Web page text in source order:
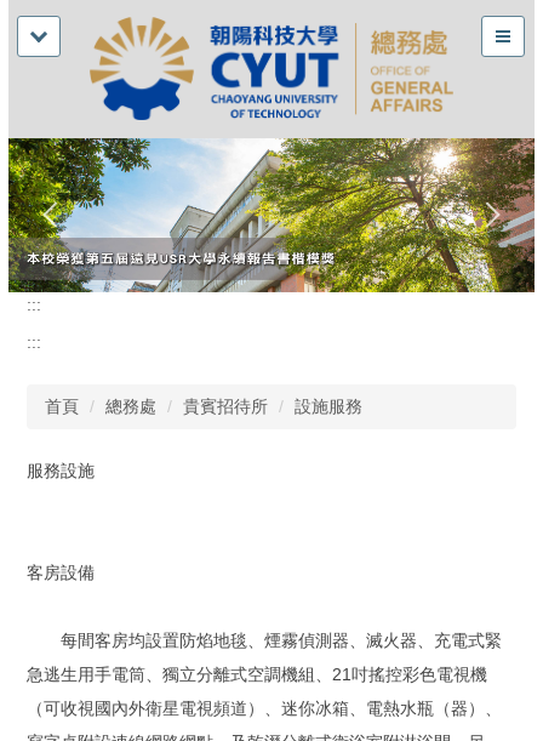
:::
:::
首頁 總務處 貴賓招待所 設施服務
服務設施
客房設備
每間客房均設置防焰地毯、煙霧偵測器、滅火器、充電式緊
急逃生用手電筒、獨立分離式空調機組、21吋搖控彩色電視機
（可收視國內外衛星電視頻道）、迷你冰箱、電熱水瓶（器）、